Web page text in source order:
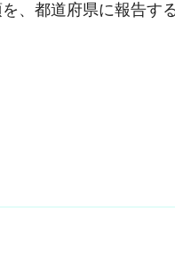
、都道府県に報告す